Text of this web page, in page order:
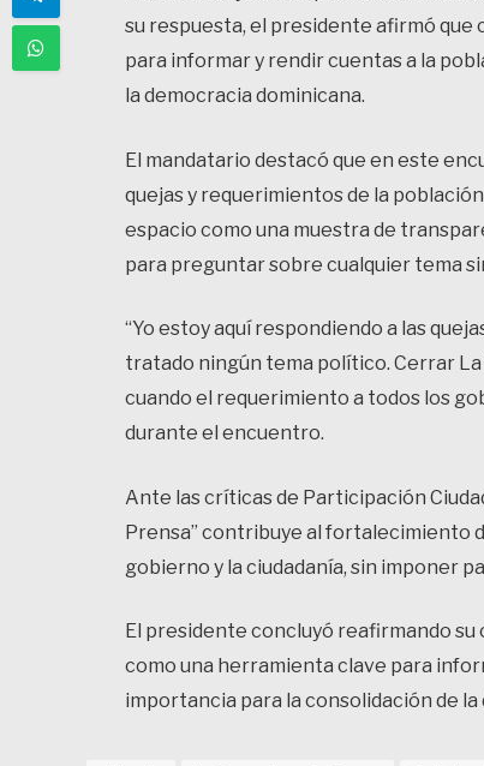
su respuesta, el presidente afirmó que
para informar y rendir cuentas a la
la democracia dominicana.
El mandatario destacó que en este
quejas y requerimientos de la
espacio como una muestra de
para preguntar sobre cualquier tema
“Yo estoy aquí respondiendo a las
tratado ningún tema político. Cerrar La
cuando el requerimiento a todos los
durante el encuentro.
Ante las críticas de Participación
Prensa” contribuye al fortalecimiento
gobierno y la ciudadanía, sin imponer
El presidente concluyó reafirmando
como una herramienta clave para
importancia para la consolidación de la